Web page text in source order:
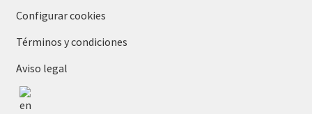
Configurar cookies
Términos y condiciones
Aviso legal